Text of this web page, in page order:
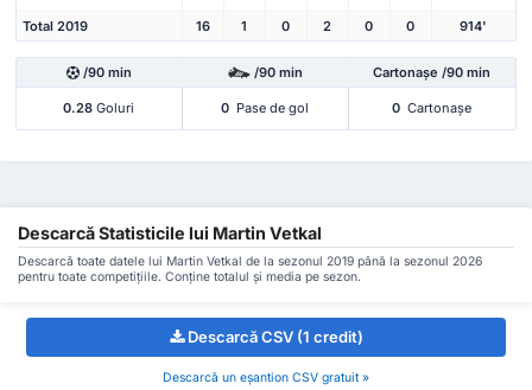
Total 2019 16 1 0 2 0 0 914'
/90 min /90 min Cartonașe /90 min
0.28 Goluri 0 Pase de gol 0 Cartonașe
Descarcă Statisticile lui Martin Vetkal
Descarcă toate datele lui Martin Vetkal de la sezonul 2019 până la sezonul 2026
pentru toate competițiile. Conține totalul și media pe sezon.
Descarcă CSV (1 credit)
Descarcă un eșantion CSV gratuit »